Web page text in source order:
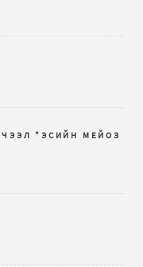
"ЭСИЙН МЕЙОЗ